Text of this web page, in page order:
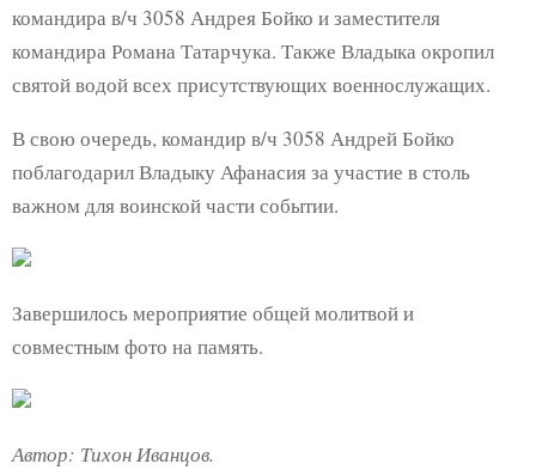
командира в/ч 3058 Андрея Бойко и заместителя
командира Романа Татарчука. Также Владыка окропил
святой водой всех присутствующих военнослужащих.
В свою очередь, командир в/ч 3058 Андрей Бойко
поблагодарил Владыку Афанасия за участие в столь
важном для воинской части событии.
Завершилось мероприятие общей молитвой и
совместным фото на память.
Автор: Тихон Иванцов.